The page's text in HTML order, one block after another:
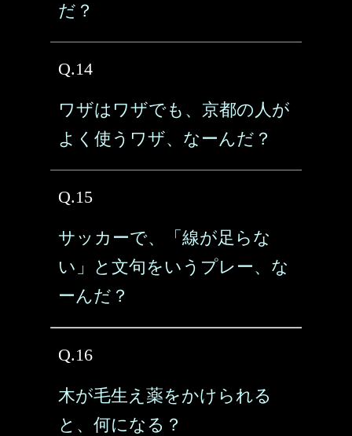
だ？
Q.14
ワザはワザでも、京都の人が
よく使うワザ、なーんだ？
Q.15
サッカーで、「線が足らな
い」と文句をいうプレー、な
ーんだ？
Q.16
木が毛生え薬をかけられる
と、何になる？